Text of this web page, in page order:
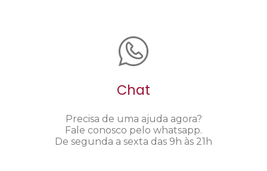
Chat
Precisa de uma ajuda agora?
Fale conosco pelo whatsapp.
De segunda a sexta das 9h às 21h